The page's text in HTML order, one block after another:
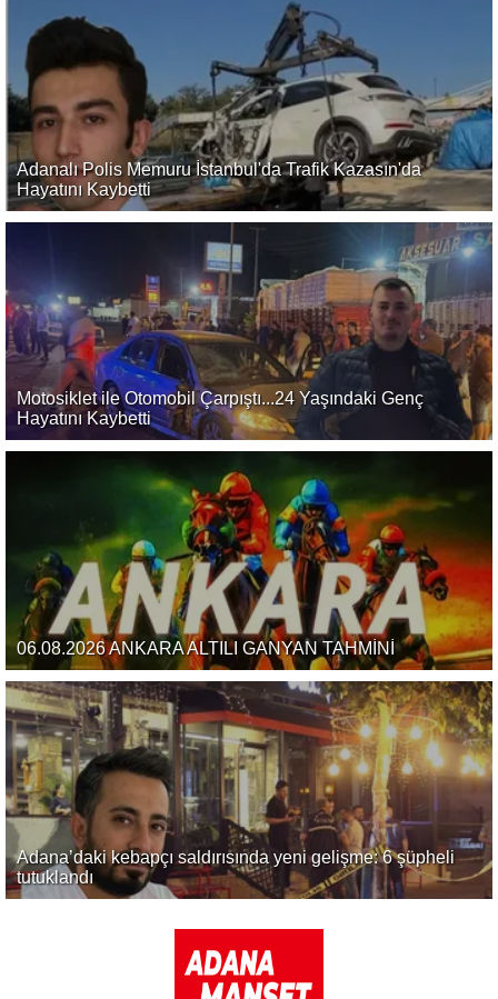
Adanalı Polis Memuru İstanbul'da Trafik Kazasın'da
Hayatını Kaybetti
Motosiklet ile Otomobil Çarpıştı...24 Yaşındaki Genç
Hayatını Kaybetti
06.08.2026 ANKARA ALTILI GANYAN TAHMİNİ
Adana’daki kebapçı saldırısında yeni gelişme: 6 şüpheli
tutuklandı